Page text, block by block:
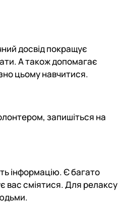
досвід покращує
А також допомагає
цьому навчитися.
запишіться на
інформацію. Є багато
вас сміятися. Для релаксу